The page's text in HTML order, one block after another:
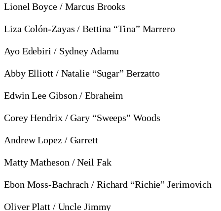
Lionel Boyce / Marcus Brooks
Liza Colón-Zayas / Bettina “Tina” Marrero
Ayo Edebiri / Sydney Adamu
Abby Elliott / Natalie “Sugar” Berzatto
Edwin Lee Gibson / Ebraheim
Corey Hendrix / Gary “Sweeps” Woods
Andrew Lopez / Garrett
Matty Matheson / Neil Fak
Ebon Moss-Bachrach / Richard “Richie” Jerimovich
Oliver Platt / Uncle Jimmy